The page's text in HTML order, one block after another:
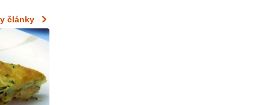
články